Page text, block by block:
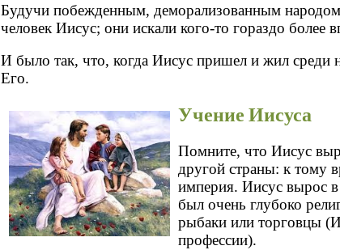
Будучи побежденным, деморализованным
человек Иисус; они искали кого-то гораздо более
И было так, что, когда Иисус пришел и жил среди
Его.
Учение Иисуса
Помните, что Иисус
другой страны: к тому
империя. Иисус вырос в
был очень глубоко
рыбаки или торговцы
профессии).